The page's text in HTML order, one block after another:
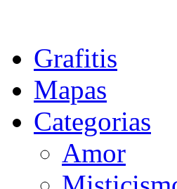
Grafitis
Mapas
Categorias
Amor